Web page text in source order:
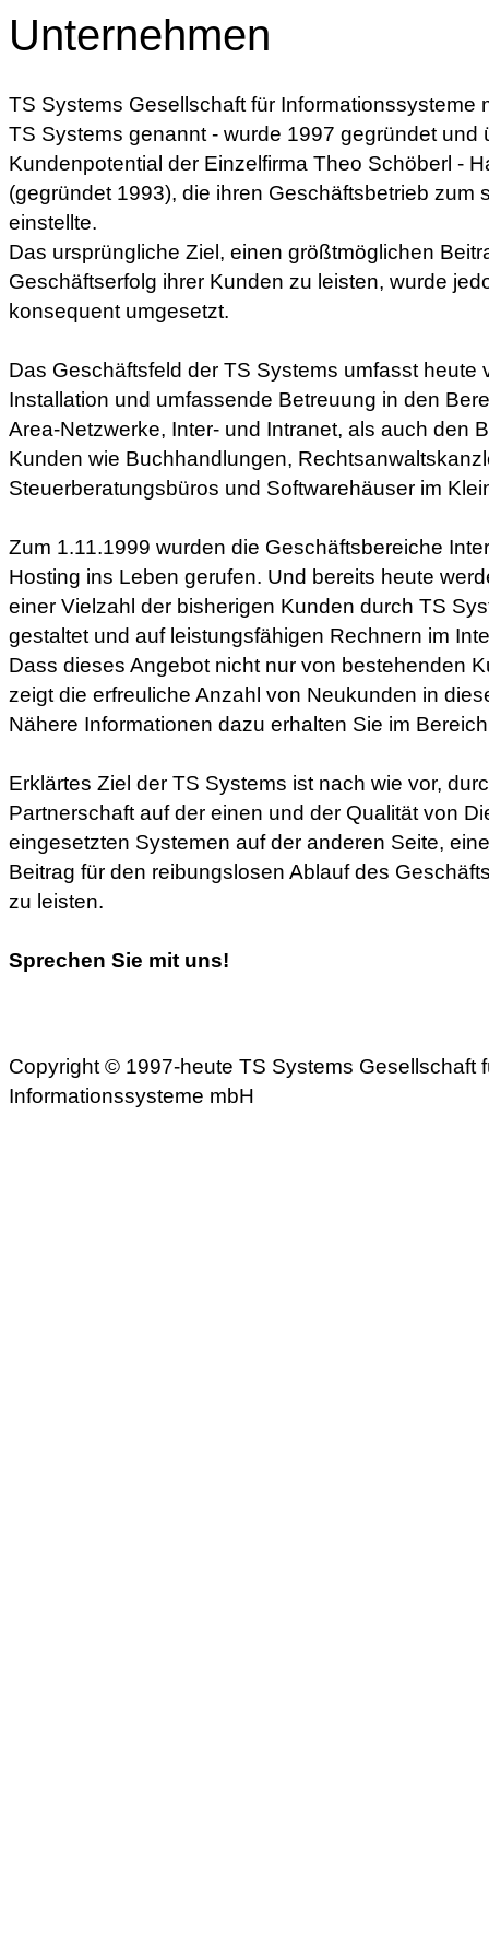
Unternehmen
TS Systems Gesellschaft für Informationssysteme
TS Systems genannt - wurde 1997 gegründet und
Kundenpotential der Einzelfirma Theo Schöberl -
(gegründet 1993), die ihren Geschäftsbetrieb zum
einstellte.
Das ursprüngliche Ziel, einen größtmöglichen
Geschäftserfolg ihrer Kunden zu leisten, wurde
konsequent umgesetzt.
Das Geschäftsfeld der TS Systems umfasst heute
Installation und umfassende Betreuung in den
Area-Netzwerke, Inter- und Intranet, als auch den
Kunden wie Buchhandlungen,
Steuerberatungsbüros und Softwarehäuser im
Zum 1.11.1999 wurden die Geschäftsbereiche
Hosting ins Leben gerufen. Und bereits heute
einer Vielzahl der bisherigen Kunden durch TS
gestaltet und auf leistungsfähigen Rechnern im
Dass dieses Angebot nicht nur von bestehenden
zeigt die erfreuliche Anzahl von Neukunden in
Nähere Informationen dazu erhalten Sie im
Erklärtes Ziel der TS Systems ist nach wie vor,
Partnerschaft auf der einen und der Qualität von
eingesetzten Systemen auf der anderen Seite,
Beitrag für den reibungslosen Ablauf des
zu leisten.
Sprechen Sie mit uns!
Copyright © 1997-heute TS Systems Gesellschaft
Informationssysteme mbH